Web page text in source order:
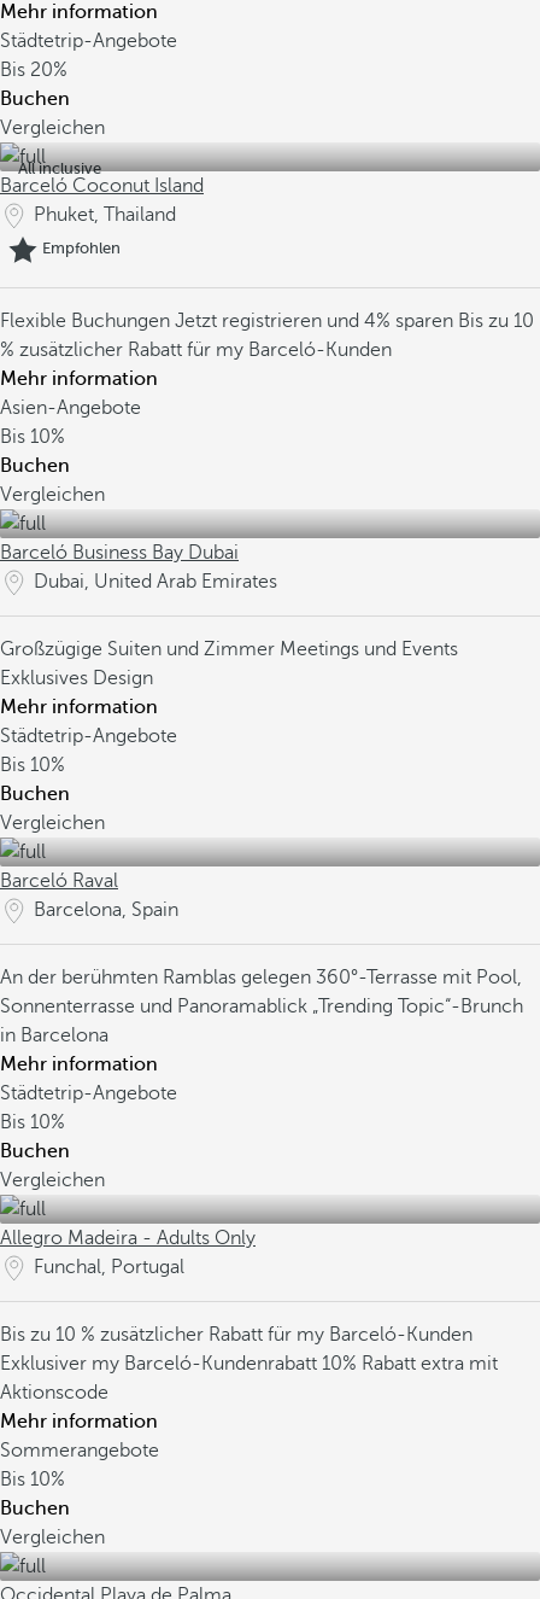
Mehr information
Städtetrip-Angebote
Bis 20%
Buchen
Vergleichen
All inclusive
Barceló Coconut Island
Phuket, Thailand
Empfohlen
Flexible Buchungen Jetzt registrieren und 4% sparen Bis zu 10
% zusätzlicher Rabatt für my Barceló-Kunden
Mehr information
Asien-Angebote
Bis 10%
Buchen
Vergleichen
Barceló Business Bay Dubai
Dubai, United Arab Emirates
Großzügige Suiten und Zimmer Meetings und Events
Exklusives Design
Mehr information
Städtetrip-Angebote
Bis 10%
Buchen
Vergleichen
Barceló Raval
Barcelona, Spain
An der berühmten Ramblas gelegen 360°-Terrasse mit Pool,
Sonnenterrasse und Panoramablick „Trending Topic“-Brunch
in Barcelona
Mehr information
Städtetrip-Angebote
Bis 10%
Buchen
Vergleichen
Allegro Madeira - Adults Only
Funchal, Portugal
Bis zu 10 % zusätzlicher Rabatt für my Barceló-Kunden
Exklusiver my Barceló-Kundenrabatt 10% Rabatt extra mit
Aktionscode
Mehr information
Sommerangebote
Bis 10%
Buchen
Vergleichen